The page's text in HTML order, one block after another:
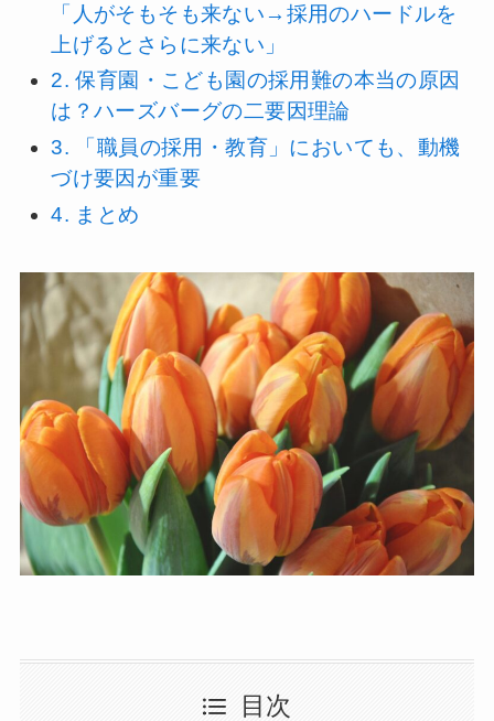
「人がそもそも来ない→採用のハードルを
上げるとさらに来ない」
2.保育園・こども園の採用難の本当の原因
は？ハーズバーグの二要因理論
3.
「職員の採用・教育」においても、動機
づけ要因が重要
4. まとめ
目次